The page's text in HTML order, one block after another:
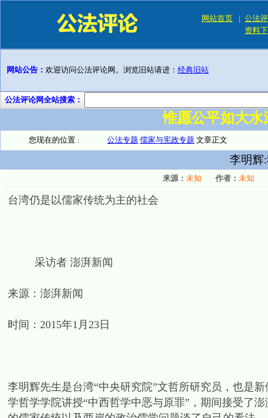
网站首页 | 公法
资料
网站公告： 欢迎访问公法评论网。浏览旧站请进： 经典旧站
公法评论网全站搜索：
惟愿公平如大
您现在的位置 : 公法专题 儒家与宪政专题 文章正文
李明辉
来源： 未知 作者： 未知
台湾仍是以儒家传统为主的社会
采访者 澎湃新闻
来源：澎湃新闻
时间：2015年1月23日
李明辉先生是台湾“中央研究院”文哲所研究员，也是
学哲学学院讲授“中西哲学中恶与原罪”，期间接受了